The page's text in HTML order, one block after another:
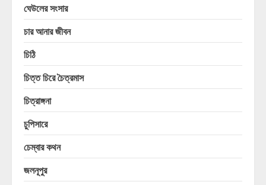
ঘেউলের সংসার
চার আনার জীবন
চিঠি
চিত্ত চিরে চৈত্রমাস
চিত্রাঙ্গনা
চুপিসারে
চেম্বার কথন
জলনূপুর